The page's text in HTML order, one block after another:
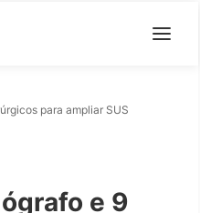
para ampliar SUS
e 9